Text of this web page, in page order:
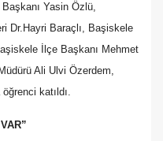
Yasin Özlü,
Dr.Hayri Baraçlı, Başiskele
İlçe Başkanı Mehmet
Ali Ulvi Özerdem,
katıldı.